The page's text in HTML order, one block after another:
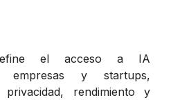
el acceso a IA
empresas y startups,
rendimiento y